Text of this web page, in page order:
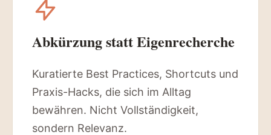
Abkürzung statt Eigenrecherche
Kuratierte Best Practices, Shortcuts und
Praxis-Hacks, die sich im Alltag
bewähren. Nicht Vollständigkeit,
sondern Relevanz.